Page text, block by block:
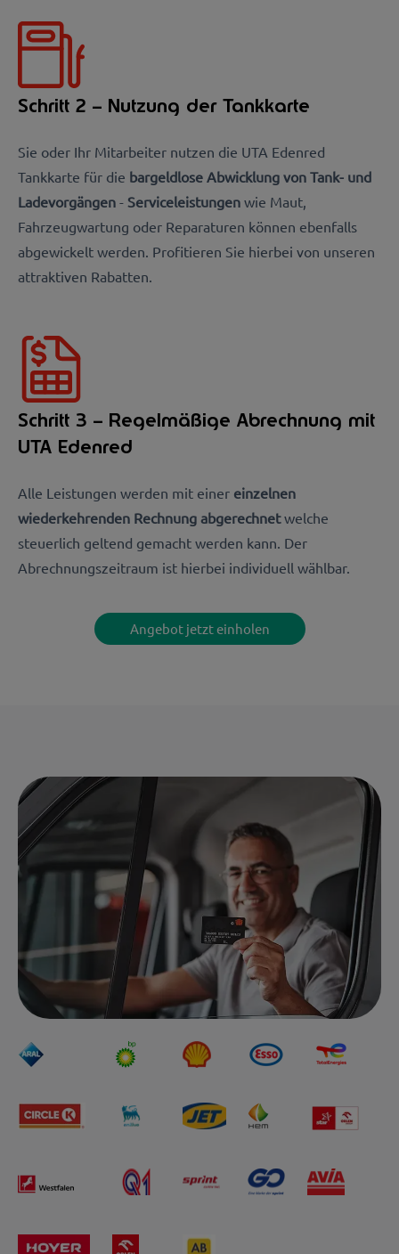
Schritt 2 – Nutzung der Tankkarte
Sie oder Ihr Mitarbeiter nutzen die UTA Edenred
Tankkarte für die bargeldlose Abwicklung von Tank- und
Ladevorgängen - Serviceleistungen wie Maut,
Fahrzeugwartung oder Reparaturen können ebenfalls
abgewickelt werden. Profitieren Sie hierbei von unseren
attraktiven Rabatten.
Schritt 3 – Regelmäßige Abrechnung mit
UTA Edenred
Alle Leistungen werden mit einer einzelnen
wiederkehrenden Rechnung abgerechnetwelche
steuerlich geltend gemacht werden kann. Der
Abrechnungszeitraum ist hierbei individuell wählbar.
Angebot jetzt einholen